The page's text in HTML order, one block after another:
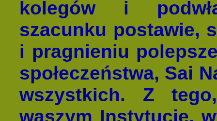
kolegów i
szacunku postawie,
i pragnieniu
społeczeństwa, Sai
wszystkich. Z
waszym Instytucie,